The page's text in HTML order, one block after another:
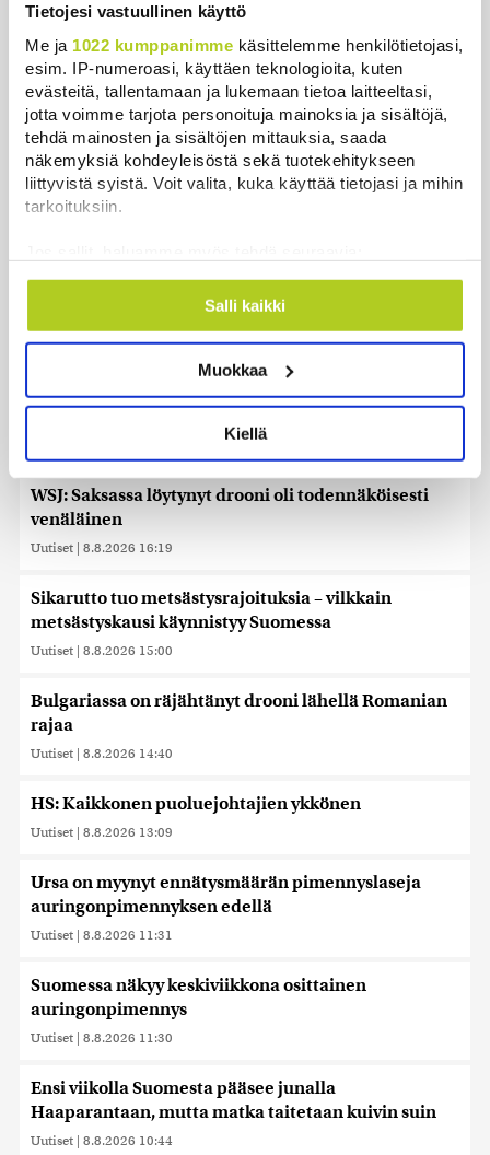
Tietojesi vastuullinen käyttö
Me ja 1022 kumppanimme käsittelemme henkilötietojasi,
esim. IP-numeroasi, käyttäen teknologioita, kuten
evästeitä, tallentamaan ja lukemaan tietoa laitteeltasi,
jotta voimme tarjota personoituja mainoksia ja sisältöjä,
tehdä mainosten ja sisältöjen mittauksia, saada
näkemyksiä kohdeyleisöstä sekä tuotekehitykseen
liittyvistä syistä. Voit valita, kuka käyttää tietojasi ja mihin
tarkoituksiin.
Kerätä tietoja maantieteellisestä sijainnistasi,
mahdollisesti muutaman metrin tarkkuudella
ominaispiirteitä aktiivisesti (sormenjäljen
Lue lisää siitä, miten henkilötietojasi käsitellään ja miten
suostumustasi tai peruuttaa sen milloin vain
evästeilmoituksessa.
Käytämme evästeitä tarjoamamme sisällön ja mainosten
tukemiseen ja kävijämäärämme analysoimiseen. Lisäksi
alan kumppaneillemme tietoja siitä, miten käytät
sivustoamme. Kumppanimme voivat yhdistää näitä
tietoja muihin tietoihin, joita olet antanut heille tai joita on
saatetaan myös siirtää ulkomaille.
Salli kaikki
Muokkaa
Kiellä
hänestä on Ylen gallupin todellinen
uutinen – ”Kokoomus maksaa siitä
hintaa”
Uutiset | 6.8.2026 11:56
Uusimmat
Historia | Sensaatiolehti piti piilottaa
Uutiset | 8.8.2026 22:15
Helle kurittaa Pohjois-Koreaa – valtionmedia
WSJ: Saksassa löytynyt drooni oli todennäköisesti
venäläinen
Uutiset | 8.8.2026 16:19
Sikarutto tuo metsästysrajoituksia – vilkkain
metsästyskausi käynnistyy Suomessa
Uutiset | 8.8.2026 15:00
Bulgariassa on räjähtänyt drooni lähellä Romanian
rajaa
Uutiset | 8.8.2026 14:40
HS: Kaikkonen puoluejohtajien ykkönen
Uutiset | 8.8.2026 13:09
Ursa on myynyt ennätysmäärän pimennyslaseja
auringonpimennyksen edellä
Uutiset | 8.8.2026 11:31
Suomessa näkyy keskiviikkona osittainen
auringonpimennys
Uutiset | 8.8.2026 11:30
Ensi viikolla Suomesta pääsee junalla
Haaparantaan, mutta matka taitetaan kuivin suin
Uutiset | 8.8.2026 10:44